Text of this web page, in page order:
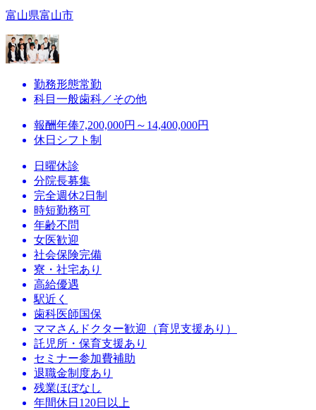
富山県富山市
勤務形態常勤
科目 一般歯科／その他
報酬年俸7,200,000円～14,400,000円
休日 シフト制
日曜休診
分院長募集
完全週休2日制
時短勤務可
年齢不問
女医歓迎
社会保険完備
寮・社宅あり
高給優遇
駅近く
歯科医師国保
ママさんドクター歓迎（育児支援あり）
託児所・保育支援あり
セミナー参加費補助
退職金制度あり
残業ほぼなし
年間休日120日以上